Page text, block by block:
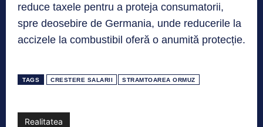
reduce taxele pentru a proteja consumatorii,
spre deosebire de Germania, unde reducerile la
accizele la combustibil oferă o anumită protecție.
TAGS CRESTERE SALARII STRAMTOAREA ORMUZ
Realitatea